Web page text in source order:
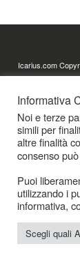
Icarius.com
Informativa
Noi e terze
simili per
altre finalità
consenso
Puoi
utilizzando i
informativa,
Scegli quali